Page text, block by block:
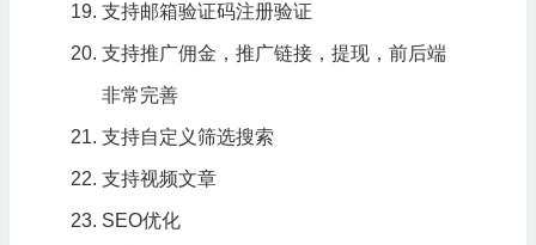
支持邮箱验证码注册验证
支持推广佣金，推广链接，提现，前后端
非常完善
支持自定义筛选搜索
支持视频文章
SEO优化